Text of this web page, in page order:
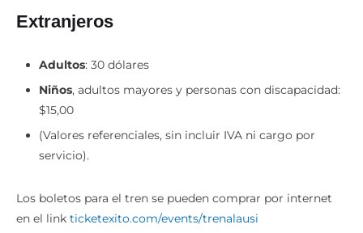
Extranjeros
Adultos: 30 dólares
Niños, adultos mayores y personas con discapacidad:
$15,00
(Valores referenciales, sin incluir IVA ni cargo por
servicio).
Los boletos para el tren se pueden comprar por internet
en el link ticketexito.com/events/trenalausi